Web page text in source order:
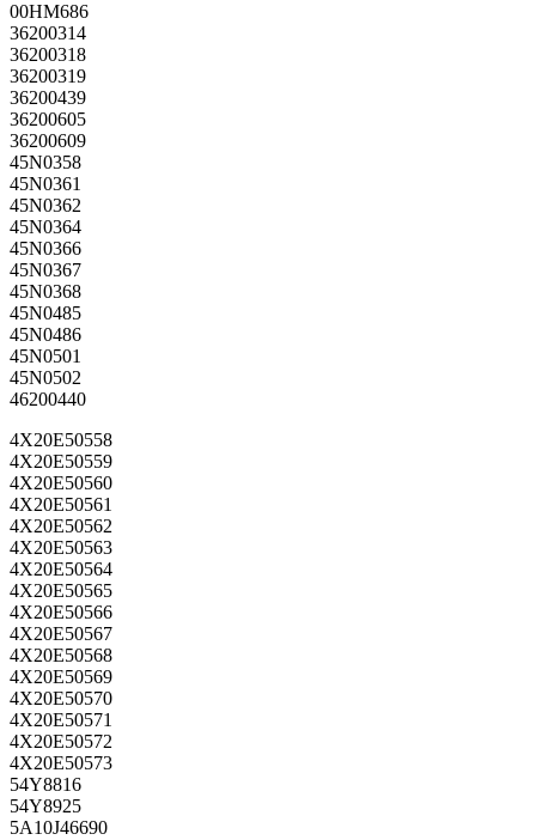
00HM686
36200314
36200318
36200319
36200439
36200605
36200609
45N0358
45N0361
45N0362
45N0364
45N0366
45N0367
45N0368
45N0485
45N0486
45N0501
45N0502
46200440
4X20E50558
4X20E50559
4X20E50560
4X20E50561
4X20E50562
4X20E50563
4X20E50564
4X20E50565
4X20E50566
4X20E50567
4X20E50568
4X20E50569
4X20E50570
4X20E50571
4X20E50572
4X20E50573
54Y8816
54Y8925
5A10J46690